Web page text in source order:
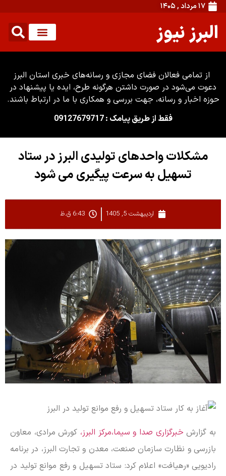
۱۷ مرداد , ۱۴۰۵
البرز نیوز
از تمامی فعالان فضای مجازی و رسانه‌های خبری استان البرز
دعوت می‌شود در صورت داشتن هرگونه طرح، ایده یا پیشنهاد در
حوزه اخبار و رسانه، جهت بررسی و همکاری با ما در ارتباط باشند.
فقط از طریق پیامک : 09127679717
مشکلات واحدهای تولیدی البرز در ستاد
تسهیل به سرعت پیگیری می شود
اردیبهشت 5, 1405 6:43 ق.ظ
به گزارش خبرگزاری صدا و سیما،مرکز البرز، کورش مرادی، معاون
بازرسی و نظارت سازمان صنعت، معدن و تجارت البرز، در برنامه
رادیویی «رهیافت» اعلام کرد: ستاد تسهیل و رفع موانع تولید در